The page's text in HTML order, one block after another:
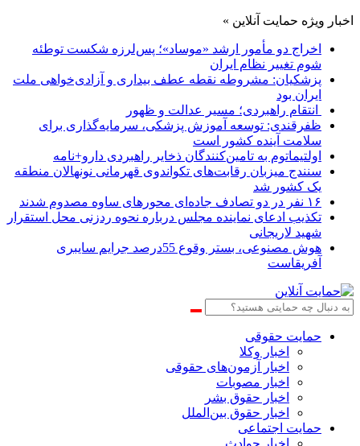
اخبار ویژه حمایت آنلاین »
اخراج دو مأمور ارشد «موساد»؛ پس‌لرزه شکست توطئه
شوم تغییر نظام ایران
پزشکیان: مشروطه نقطه عطف بیداری و آزادی‌خواهی ملت
ایران بود
انتقام راهبردی؛ مسیر عدالت و ظهور
ظفرقندی: توسعه آموزش پزشکی، سرمایه‌گذاری برای
سلامت آینده کشور است
اولتیماتوم به تامین‌کنندگان ذخایر راهبردی دارو+نامه
سنندج میزبان رقابت‌های تکواندوی قهرمانی نونهالان منطقه
یک کشور شد
۱۶ نفر در دو تصادف جاده‌ای محورهای ساوه مصدوم شدند
تکذیب ادعای نماینده مجلس درباره نحوه ردزنی محل استقرار
شهید لاریجانی
هوش مصنوعی، بستر وقوع 55درصد جرایم سایبری
آفریقاست
حمایت حقوقی
اخبار وکلا
اخبار آزمون‌های حقوقی
اخبار مصوبات
اخبار حقوق بشر
اخبار حقوق بین‌الملل
حمایت اجتماعی
اخبار حوادث